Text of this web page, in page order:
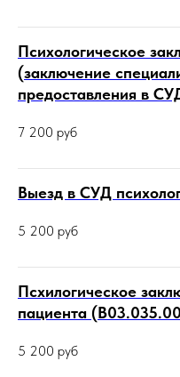
Психологическое
(заключение
предоставления в
7 200 руб
Выезд в СУД
5 200 руб
Псхилогическое
пациента
5 200 руб